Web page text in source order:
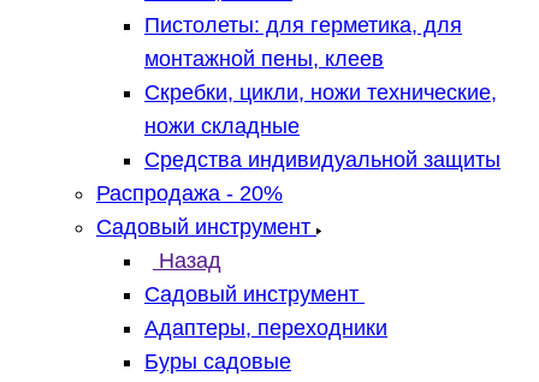
Пистолеты: для герметика, для
монтажной пены, клеев
Скребки, цикли, ножи технические,
ножи складные
Средства индивидуальной защиты
Распродажа - 20%
Садовый инструмент
Назад
Садовый инструмент
Адаптеры, переходники
Буры садовые